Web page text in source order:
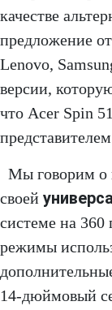
качестве
предложение
Lenovo,
версии,
что Acer Spin
Мы говорим о
своей
системе на 360
режимы
14-дюймовый